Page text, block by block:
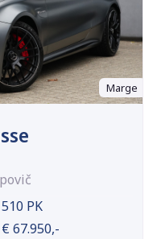
Marge
510 PK
€ 67.950,-